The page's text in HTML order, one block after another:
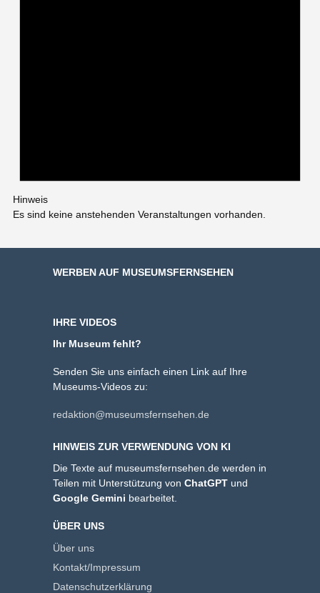
Hinweis
Es sind keine anstehenden Veranstaltungen vorhanden.
WERBEN AUF MUSEUMSFERNSEHEN
IHRE VIDEOS
Ihr Museum fehlt?
Senden Sie uns einfach einen Link auf Ihre
Museums-Videos zu:
redaktion@museumsfernsehen.de
HINWEIS ZUR VERWENDUNG VON KI
Die Texte auf museumsfernsehen.de werden in
Teilen mit Unterstützung von ChatGPT und
Google Gemini bearbeitet.
ÜBER UNS
Über uns
Kontakt/Impressum
Datenschutzerklärung